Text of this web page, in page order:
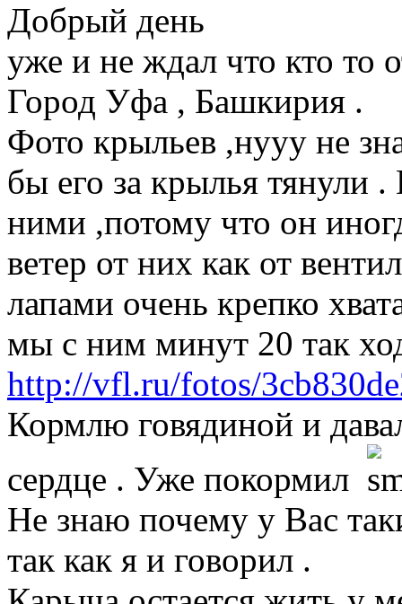
Добрый день
уже и не ждал что кто то
Город Уфа , Башкирия .
Фото крыльев ,нууу не
бы его за крылья тянули
ними ,потому что он
ветер от них как от
лапами очень крепко
мы с ним минут 20 так
http://vfl.ru/fotos/
Кормлю говядиной и
сердце . Уже покормил
Не знаю почему у Вас
так как я и говорил .